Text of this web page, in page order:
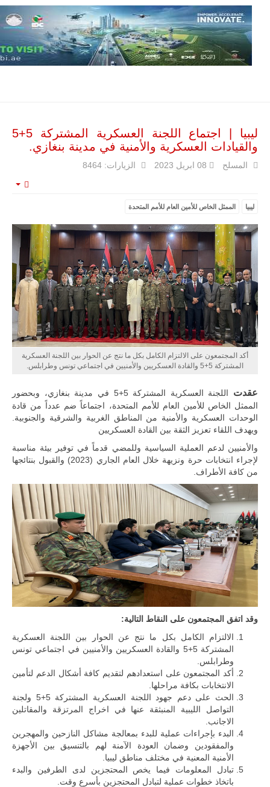
مالي |
حرب
العصابات في
مالي.
مع تصاعد حدة
باماكو وبالنسبة
لحملة مكافحة
التمرد في
منطقة الساحل،
فإن الجمع بين
قدرة طائرة
أوريون على
التحليق…
للمزيد
فلينتلوك
2026 الدولية
بمشاركة
جيوش وقادة
من 30 دولة
بمدينة سرت
الليبية.
في خطوة
تُوصف بأنها
اختبار عملي
جديد لإمكانية
تقريب
العسكريتين في
شرق البلاد
وغربها، وسط
تقوده الولايات
مباشرة مع
أطراف ليبية
منقسمة منذ…
للمزيد
ليبيا | اجتماع اللجنة العسكرية المشتركة 5+5
والقيادات العسكرية والأمنية في مدينة بنغازي.
المسلح 08 ابريل 2023 الزيارات: 8464
ليبيا الممثل الخاص للأمين العام للأمم المتحدة
أكد المجتمعون على الالتزام الكامل بكل ما نتج عن الحوار بين اللجنة العسكرية
المشتركة 5+5 والقادة العسكريين والأمنيين في اجتماعي تونس وطرابلس.
عقدت
اللجنة العسكرية المشتركة 5+5 في مدينة بنغازي، وبحضور
الممثل الخاص للأمين العام للأمم المتحدة، اجتماعاً ضم عدداً من قادة
الوحدات العسكرية والأمنية من المناطق الغربية والشرقية والجنوبية.
ويهدف اللقاء تعزيز الثقة بين القادة العسكريين
والأمنيين لدعم العملية السياسية وللمضي قدماً في توفير بيئة مناسبة
لإجراء انتخابات حرة ونزيهة خلال العام الجاري (2023) والقبول بنتائجها
من كافة الأطراف.
وقد اتفق المجتمعون على النقاط التالية:
الالتزام الكامل بكل ما نتج عن الحوار بين اللجنة العسكرية
المشتركة 5+5 والقادة العسكريين والأمنيين في اجتماعي تونس
وطرابلس.
أكد المجتمعون على استعدادهم لتقديم كافة أشكال الدعم لتأمين
الانتخابات بكافة مراحلها.
الحث على دعم جهود اللجنة العسكرية المشتركة 5+5 ولجنة
التواصل الليبية المنبثقة عنها في اخراج المرتزقة والمقاتلين
الاجانب.
البدء بإجراءات عملية للبدء بمعالجة مشاكل النازحين والمهجرين
والمفقودين وضمان العودة الآمنة لهم بالتنسيق بين الأجهزة
الأمنية المعنية في مختلف مناطق ليبيا.
تبادل المعلومات فيما يخص المحتجزين لدى الطرفين والبدء
باتخاذ خطوات عملية لتبادل المحتجزين بأسرع وقت.